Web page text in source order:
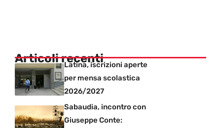
Articoli recentiLatina, iscrizioni aperte
per mensa scolastica
2026/2027
Sabaudia, incontro con
Giuseppe Conte: